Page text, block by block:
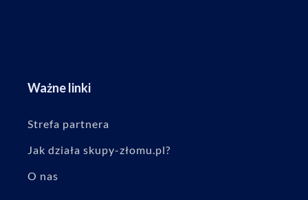
Ważne linki
Strefa partnera
Jak działa skupy-złomu.pl?
O nas